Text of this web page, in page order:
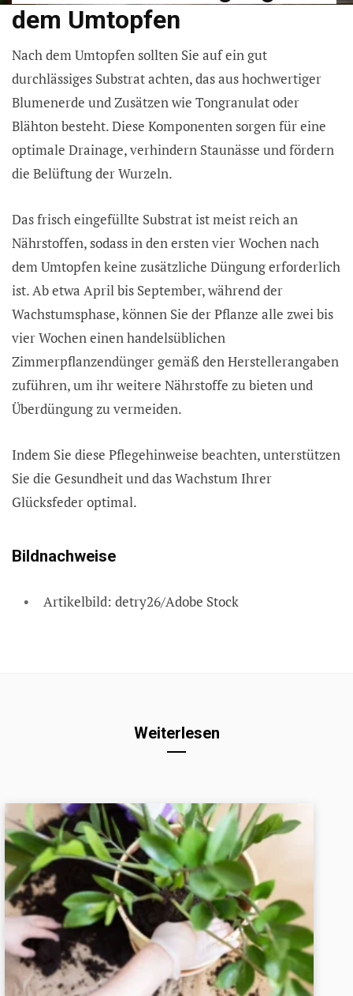
dem Umtopfen
Nach dem Umtopfen sollten Sie auf ein gut
durchlässiges Substrat achten, das aus hochwertiger
Blumenerde und Zusätzen wie Tongranulat oder
Blähton besteht. Diese Komponenten sorgen für eine
optimale Drainage, verhindern Staunässe und fördern
die Belüftung der Wurzeln.
Das frisch eingefüllte Substrat ist meist reich an
Nährstoffen, sodass in den ersten vier Wochen nach
dem Umtopfen keine zusätzliche Düngung erforderlich
ist. Ab etwa April bis September, während der
Wachstumsphase, können Sie der Pflanze alle zwei bis
vier Wochen einen handelsüblichen
Zimmerpflanzendünger gemäß den Herstellerangaben
zuführen, um ihr weitere Nährstoffe zu bieten und
Überdüngung zu vermeiden.
Indem Sie diese Pflegehinweise beachten, unterstützen
Sie die Gesundheit und das Wachstum Ihrer
Glücksfeder optimal.
Bildnachweise
Artikelbild: detry26/Adobe Stock
Weiterlesen